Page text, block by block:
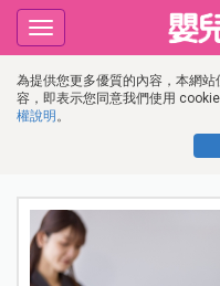
為提供您更多優質的內容，本網
容，即表示您同意我們使用
權說明 。
Toggle
navigation